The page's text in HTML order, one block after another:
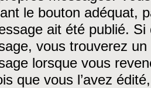
le bouton adéquat,
ait été publié. Si
vous trouverez
lorsque vous
que vous l’avez